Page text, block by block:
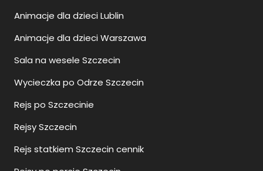
Animacje dla dzieci Lublin
Animacje dla dzieci Warszawa
Sala na wesele Szczecin
Wycieczka po Odrze Szczecin
Rejs po Szczecinie
Rejsy Szczecin
Rejs statkiem Szczecin cennik